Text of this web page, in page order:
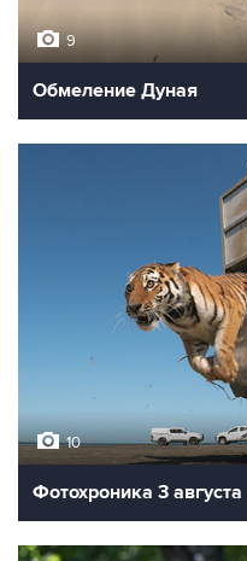
9
Обмеление Дуная
10
Фотохроника 3 августа